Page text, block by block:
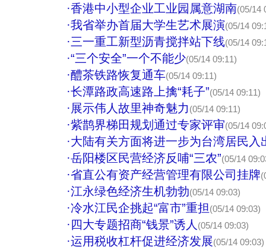
·香港中小型企业工业园属意湖南(05/14
·我省举办首届大学生艺术展演(05/14
·三一重工新型沥青搅拌站下线(05/14
·“三个安全”一个不能少(05/14 09:11)
·醴茶铁路恢复通车(05/14 09:11)
·长潭路政高速路上擒“耗子”(05/14 09:11)
·展示伟人故里神奇魅力 (05/14 09:11)
·紫鹊界梯田规划通过专家评审(05/14
·大陆有关方面将进一步为台湾居民入
·岳阳楼区民营经济反哺“三农”(05/14
·省直公有资产经营管理有限公司挂牌
·江永绿色经济生机勃勃(05/14 09:03)
·冷水江民企挑起“富市”重担(05/14 09:03)
·四大专题招商“钱景”诱人 (05/14 09:03)
·运用税收杠杆促进经济发展(05/14 09:03)